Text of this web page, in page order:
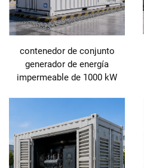
contenedor de conjunto
generador de energía
impermeable de 1000 kW